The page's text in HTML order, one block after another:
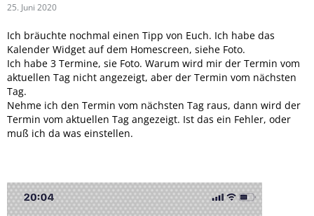
25. Juni 2020
Ich bräuchte nochmal einen Tipp von Euch. Ich habe das
Kalender Widget auf dem Homescreen, siehe Foto.
Ich habe 3 Termine, sie Foto. Warum wird mir der Termin vom
aktuellen Tag nicht angezeigt, aber der Termin vom nächsten
Tag.
Nehme ich den Termin vom nächsten Tag raus, dann wird der
Termin vom aktuellen Tag angezeigt. Ist das ein Fehler, oder
muß ich da was einstellen.